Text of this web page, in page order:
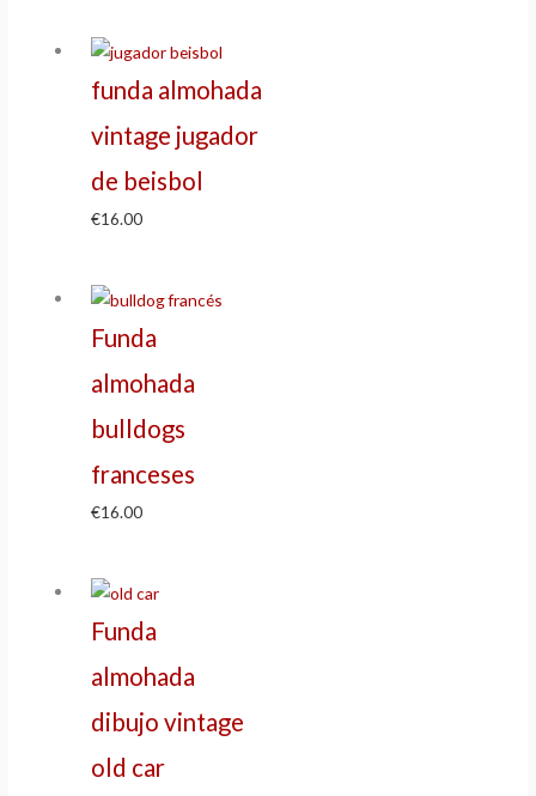
funda almohada
vintage jugador
de beisbol
€16.00
Funda
almohada
bulldogs
franceses
€16.00
Funda
almohada
dibujo vintage
old car